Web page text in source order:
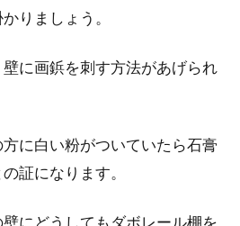
りましょう。
に画鋲を刺す方法があげられ
に白い粉がついていたら石膏
証になります。
にどうしてもダボレール棚を